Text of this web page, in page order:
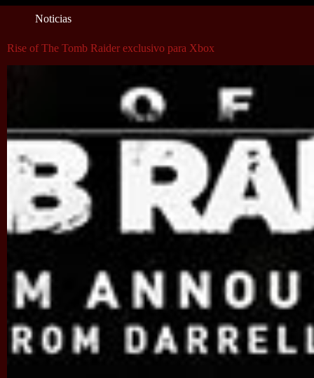
Noticias
Rise of The Tomb Raider exclusivo para Xbox